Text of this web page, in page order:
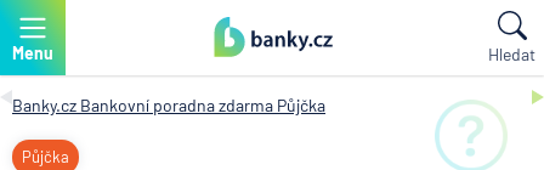
Menu Hledat
Banky.cz Bankovní poradna zdarma Půjčka
Půjčka